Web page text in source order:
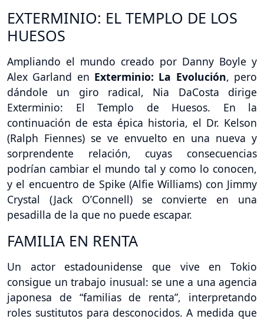
EXTERMINIO: EL TEMPLO DE LOS
HUESOS
Ampliando el mundo creado por Danny Boyle y
Alex Garland en Exterminio: La Evolución, pero
dándole un giro radical, Nia DaCosta dirige
Exterminio: El Templo de Huesos. En la
continuación de esta épica historia, el Dr. Kelson
(Ralph Fiennes) se ve envuelto en una nueva y
sorprendente relación, cuyas consecuencias
podrían cambiar el mundo tal y como lo conocen,
y el encuentro de Spike (Alfie Williams) con Jimmy
Crystal (Jack O’Connell) se convierte en una
pesadilla de la que no puede escapar.
FAMILIA EN RENTA
Un actor estadounidense que vive en Tokio
consigue un trabajo inusual: se une a una agencia
japonesa de “familias de renta”, interpretando
roles sustitutos para desconocidos. A medida que